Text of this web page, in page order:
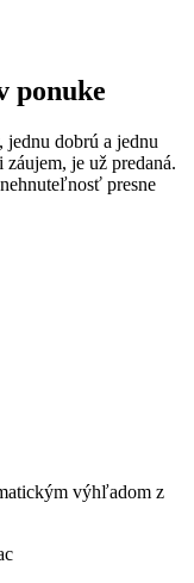
ponuke
jednu dobrú a jednu
je už predaná.
presne
výhľadom z